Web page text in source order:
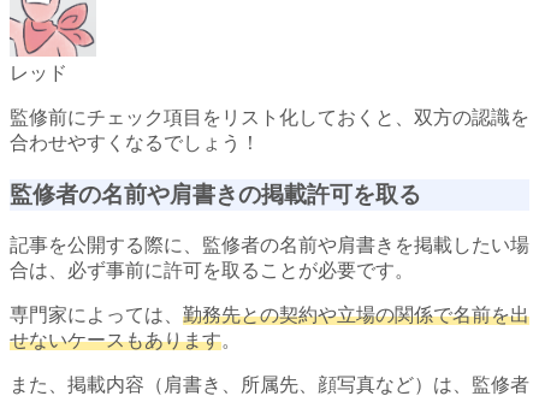
レッド
監修前にチェック項目をリスト化しておくと、双方の認識を
合わせやすくなるでしょう！
監修者の名前や肩書きの掲載許可を取る
記事を公開する際に、監修者の名前や肩書きを掲載したい場
合は、必ず事前に許可を取ることが必要です。
専門家によっては、 勤務先との契約や立場の関係で名前を出
せないケースもあります。
また、掲載内容（肩書き、所属先、顔写真など）は、監修者